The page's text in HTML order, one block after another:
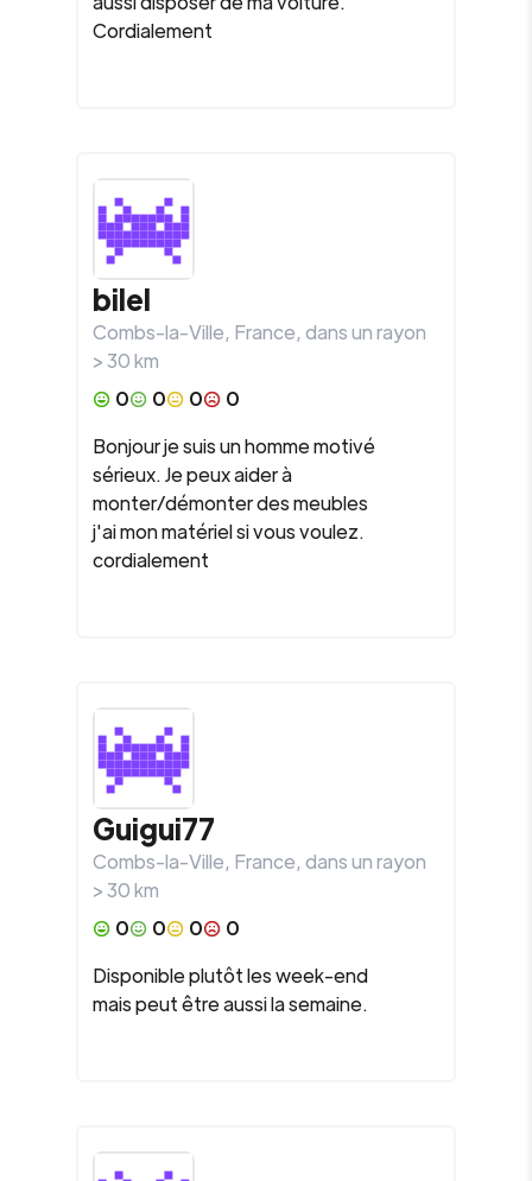
Cordialement
bilel
Combs-la-Ville, France, dans un rayon
>30km
0
0 0
0
Bonjour je suis un homme motivé
sérieux. Je peux aider à
monter/démonter des meubles
j'ai mon matériel si vous voulez.
cordialement
Guigui77
Combs-la-Ville, France, dans un rayon
>30km
0
0 0
0
Disponible plutôt les week-end
mais peut être aussi la semaine.